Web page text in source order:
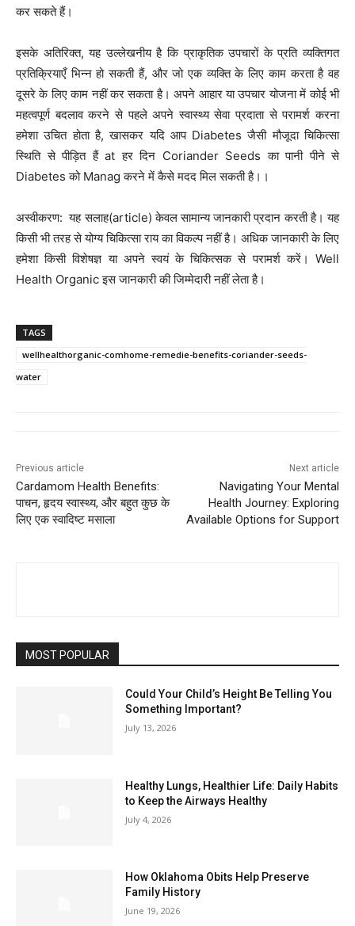
कर सकते हैं।
इसके अतिरिक्त, यह उल्लेखनीय है कि प्राकृतिक उपचारों के प्रति व्यक्तिगत
प्रतिक्रियाएँ भिन्न हो सकती हैं, और जो एक व्यक्ति के लिए काम करता है वह
दूसरे के लिए काम नहीं कर सकता है। अपने आहार या उपचार योजना में कोई भी
महत्वपूर्ण बदलाव करने से पहले अपने स्वास्थ्य सेवा प्रदाता से परामर्श करना
हमेशा उचित होता है, खासकर यदि आप Diabetes जैसी मौजूदा चिकित्सा
स्थिति से पीड़ित हैं at हर दिन Coriander Seeds का पानी पीने से
Diabetes को Manag करने में कैसे मदद मिल सकती है।।
अस्वीकरण: यह सलाह(article) केवल सामान्य जानकारी प्रदान करती है। यह
किसी भी तरह से योग्य चिकित्सा राय का विकल्प नहीं है। अधिक जानकारी के लिए
हमेशा किसी विशेषज्ञ या अपने स्वयं के चिकित्सक से परामर्श करें। Well
Health Organic इस जानकारी की जिम्मेदारी नहीं लेता है।
TAGS
wellhealthorganic-comhome-remedie-benefits-coriander-seeds-
water
Previous article
Cardamom Health Benefits:
पाचन, हृदय स्वास्थ्य, और बहुत कुछ के
लिए एक स्वादिष्ट मसाला
Next article
Navigating Your Mental
Health Journey: Exploring
Available Options for Support
MOST POPULAR
Could Your Child’s Height Be Telling You
Something Important?
July 13, 2026
Healthy Lungs, Healthier Life: Daily Habits
to Keep the Airways Healthy
July 4, 2026
How Oklahoma Obits Help Preserve
Family History
June 19, 2026